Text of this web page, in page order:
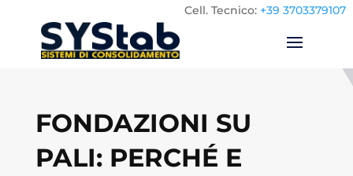
Cell. Tecnico: +39 3703379107
FONDAZIONI SU
PALI: PERCHÉ E